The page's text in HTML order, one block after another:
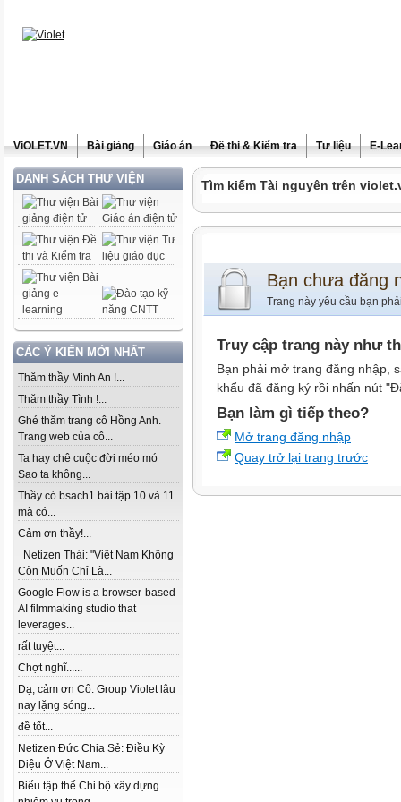
ViOLET.VN Bài giảng Giáo án Đề thi & Kiểm tra Tư liệu E-
DANH SÁCH THƯ VIỆN
CÁC Ý KIẾN MỚI NHẤT
Thăm thầy Minh An !...
Thăm thầy Tình !...
Ghé thăm trang cô Hồng Anh.
Trang web của cô...
Ta hay chê cuộc đời méo mó
Sao ta không...
Thầy có bsach1 bài tập 10 và 11
mà có...
Cảm ơn thầy!...
Netizen Thái: "Việt Nam Không
Còn Muốn Chỉ Là...
Google Flow is a browser-based
AI filmmaking studio that
leverages...
rất tuyệt...
Chợt nghĩ......
Dạ, cảm ơn Cô. Group Violet lâu
nay lặng sóng...
đề tốt...
Netizen Đức Chia Sẻ: Điều Kỳ
Diệu Ở Việt Nam...
Biểu tập thể Chi bộ xây dựng
Tìm kiếm Tài nguyên trên
Bạn chưa đăng
Trang này yêu cầu bạn
Truy cập trang này như
Bạn phải mở trang đăng nhập,
khẩu đã đăng ký rồi nhấn nút
Bạn làm gì tiếp theo?
Mở trang đăng nhập
Quay trở lại trang trước